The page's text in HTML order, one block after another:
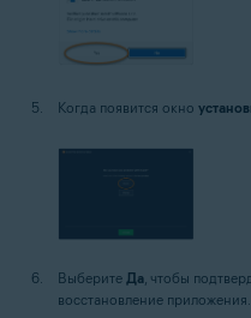
Когда появится окно
Выберите Да, чтобы
восстановление приложения.